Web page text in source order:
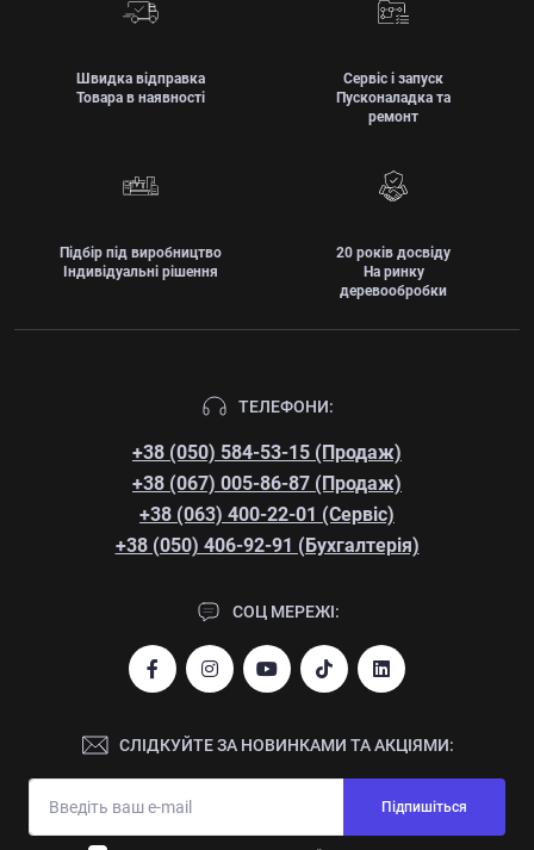
Швидка відправка
Товара в наявності
Сервіс і запуск
Пусконаладка та
ремонт
Підбір під виробництво
Індивідуальні рішення
20 років досвіду
На ринку
деревообробки
ТЕЛЕФОНИ:
+38 (050) 584-53-15 (Продаж)
+38 (067) 005-86-87 (Продаж)
+38 (063) 400-22-01 (Сервіс)
+38 (050) 406-92-91 (Бухгалтерія)
СОЦ МЕРЕЖІ:
СЛІДКУЙТЕ ЗА НОВИНКАМИ ТА АКЦІЯМИ:
Підпишіться